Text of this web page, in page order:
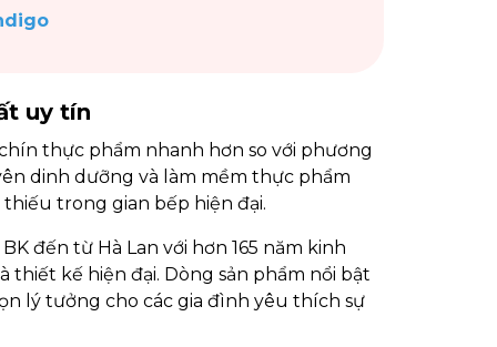
uy tín
thực phẩm nhanh hơn so với phương
dinh dưỡng và làm mềm thực phẩm
trong gian bếp hiện đại.
đến từ Hà Lan với hơn 165 năm kinh
kế hiện đại. Dòng sản phẩm nổi bật
lý tưởng cho các gia đình yêu thích sự